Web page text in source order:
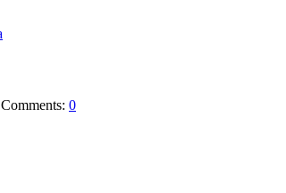
Comments: 0